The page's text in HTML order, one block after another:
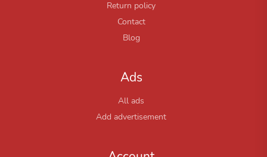
Return policy
Contact
Blog
Ads
All ads
Add advertisement